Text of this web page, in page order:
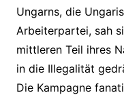
Ungarns, die
Arbeiterpartei, sah
mittleren Teil ihres
in die Illegalität
Die Kampagne